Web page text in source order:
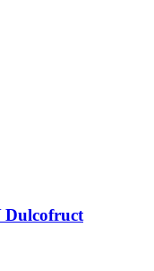
Dulcofruct